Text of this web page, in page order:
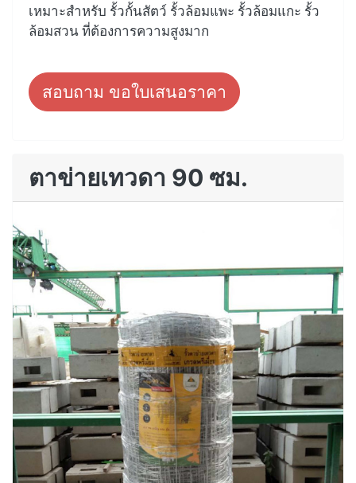
เหมาะสำหรับ รั้วกั้นสัตว์ รั้วล้อมแพะ รั้วล้อมแกะ รั้ว
ล้อมสวน ที่ต้องการความสูงมาก
สอบถาม ขอใบเสนอราคา
ตาข่ายเทวดา 90 ซม.